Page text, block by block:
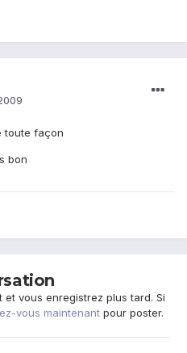
toute façon
bon
vous enregistrez plus tard. Si
vous maintenant pour poster.